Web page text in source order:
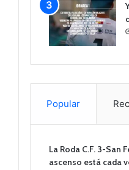
Popular
La Roda C.F. 3-San
ascenso está cada